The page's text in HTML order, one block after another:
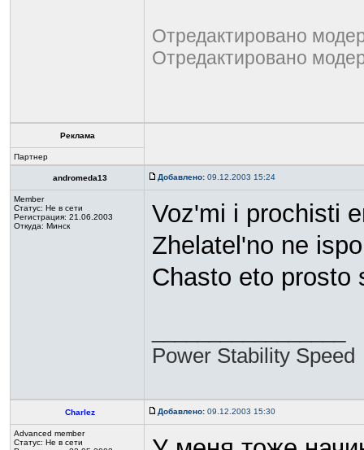
Отредактировано
Отредактировано
Реклама
Партнер
andromeda13 Добавлено: 09.12.2003 15:24
Member
Статус: Не в сети
Регистрация: 21.06.2003
Откуда: Минск
Voz'mi i prochisti
Zhelatel'no ne
Chasto eto prosto
Power Stability Speed
Charlez Добавлено: 09.12.2003 15:30
Advanced member
Статус: Не в сети